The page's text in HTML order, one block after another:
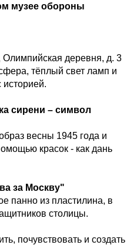
музее обороны
Олимпийская деревня, д. 3
тёплый свет ламп и
сирени – символ
весны 1945 года и
красок - как дань
за Москву"
панно из пластилина, в
столицы.
почувствовать и создать